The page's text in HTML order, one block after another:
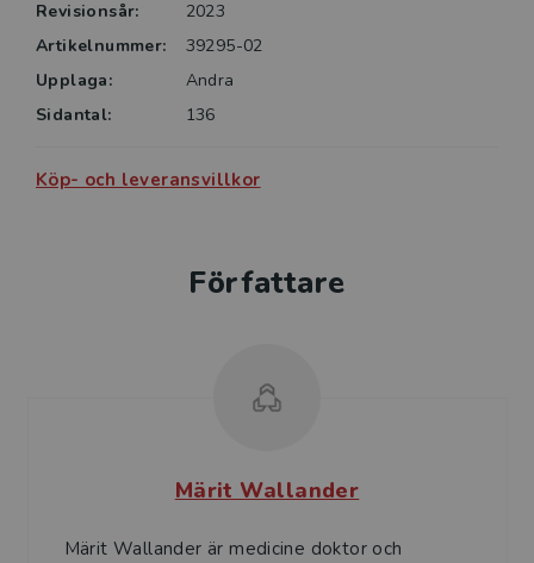
Revisionsår:
2023
Artikelnummer:
39295-02
Upplaga:
Andra
Sidantal:
136
Köp- och leveransvillkor
Författare
Märit Wallander
Märit Wallander är medicine doktor och